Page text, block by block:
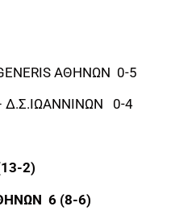
ΑΘΗΝΩΝ 0-5
Δ.Σ.ΙΩΑΝΝΙΝΩΝ 0-4
2)
6 (8-6)